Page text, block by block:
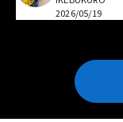
2026/05/19